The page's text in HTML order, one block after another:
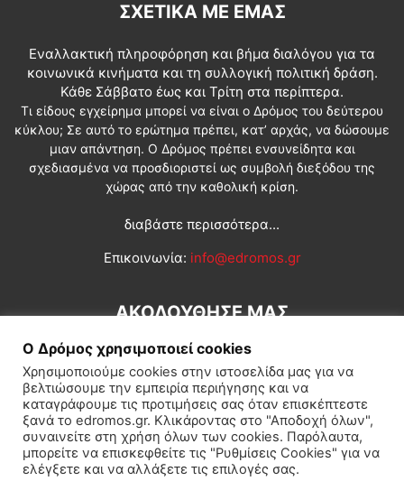
ΣΧΕΤΙΚΆ ΜΕ ΕΜΆΣ
Εναλλακτική πληροφόρηση και βήμα διαλόγου για τα
κοινωνικά κινήματα και τη συλλογική πολιτική δράση.
Κάθε Σάββατο έως και Τρίτη στα περίπτερα.
Τι είδους εγχείρημα μπορεί να είναι ο Δρόμος του δεύτερου
κύκλου; Σε αυτό το ερώτημα πρέπει, κατ’ αρχάς, να δώσουμε
μιαν απάντηση. Ο Δρόμος πρέπει ενσυνείδητα και
σχεδιασμένα να προσδιοριστεί ως συμβολή διεξόδου της
χώρας από την καθολική κρίση.
διαβάστε περισσότερα...
Επικοινωνία: info@edromos.gr
ΑΚΟΛΟΥΘΗΣΕ ΜΑΣ
Εγγραφή συνδρομητή Πολιτική Διεθνή Κοινωνία
Πολιτισμός Αφιερώματα
Ο Δρόμος χρησιμοποιεί cookies
Χρησιμοποιούμε cookies στην ιστοσελίδα μας για να
βελτιώσουμε την εμπειρία περιήγησης και να
καταγράφουμε τις προτιμήσεις σας όταν επισκέπτεστε
ξανά το edromos.gr. Κλικάροντας στο "Αποδοχή όλων",
συναινείτε στη χρήση όλων των cookies. Παρόλαυτα,
μπορείτε να επισκεφθείτε τις "Ρυθμίσεις Cookies" για να
ελέγξετε και να αλλάξετε τις επιλογές σας.